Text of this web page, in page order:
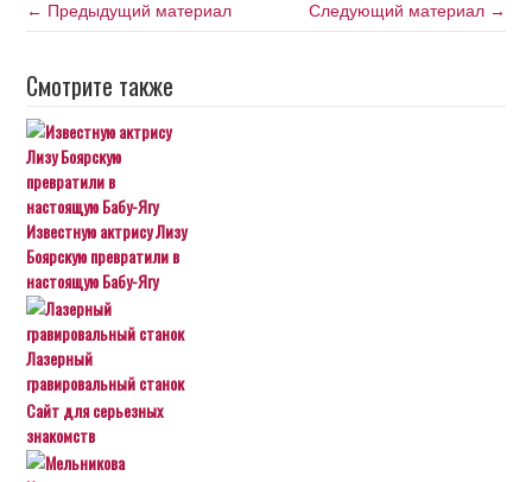
← Предыдущий материал Следующий материал →
Смотрите также
Известную актрису Лизу
Боярскую превратили в
настоящую Бабу-Ягу
Лазерный
гравировальный станок
Сайт для серьезных
знакомств